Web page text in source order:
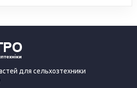
для сельхозтехники